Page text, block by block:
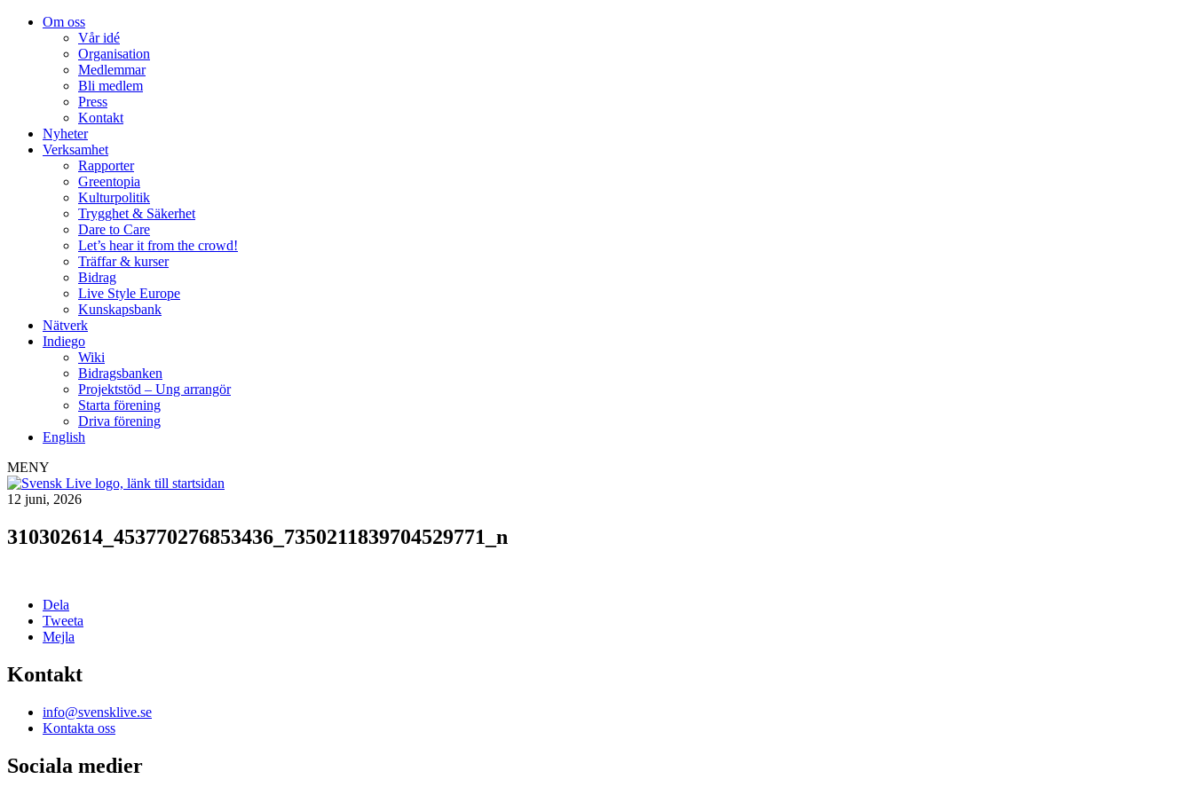
Om oss
Vår idé
Organisation
Medlemmar
Bli medlem
Press
Kontakt
Nyheter
Verksamhet
Rapporter
Greentopia
Kulturpolitik
Trygghet & Säkerhet
Dare to Care
Let’s hear it from the crowd!
Träffar & kurser
Bidrag
Live Style Europe
Kunskapsbank
Nätverk
Indiego
Wiki
Bidragsbanken
Projektstöd – Ung arrangör
Starta förening
Driva förening
English
MENY
12 juni, 2026
310302614_453770276853436_7350211839704529771_n
Dela
Tweeta
Mejla
Kontakt
info@svensklive.se
Kontakta oss
Sociala medier